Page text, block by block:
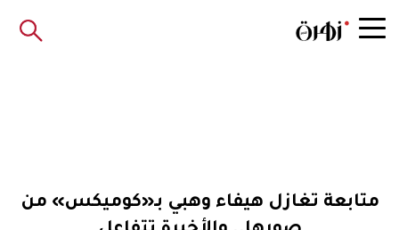
متابعة تغازل هيفاء وهبي بـ«كوميكس» من